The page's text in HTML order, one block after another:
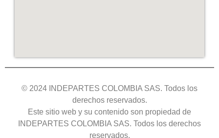
© 2024 INDEPARTES COLOMBIA SAS. Todos los
derechos reservados.
Este sitio web y su contenido son propiedad de
INDEPARTES COLOMBIA SAS. Todos los derechos
reservados.